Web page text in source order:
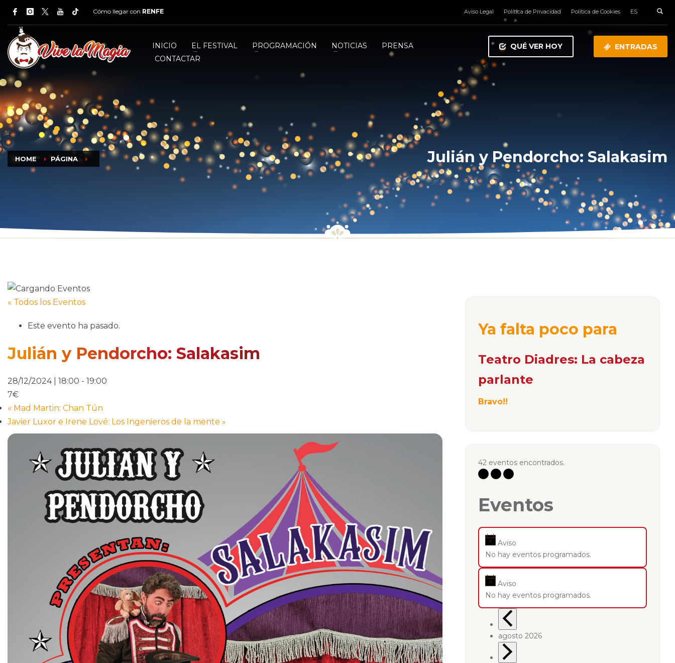
Cómo llegar con RENFE Aviso Legal Política de Privacidad Política de Cookies ES
INICIO EL FESTIVAL PROGRAMACIÓN NOTICIAS
PRENSA
CONTACTAR
QUÉ VER HOY ENTRADAS
HOME PÁGINA Julián y Pendorcho: Salakasim
« Todos los Eventos
Este evento ha pasado.
Julián y Pendorcho: Salakasim
28/12/2024 | 18:00 - 19:00
7€
« Mad Martin: Chan Tún
Javier Luxor e Irene Lové: Los Ingenieros de la mente »
Ya falta poco para
Teatro Diadres: La cabeza
parlante
Bravo!!
42 eventos encontrados.
Eventos
Aviso
No hay eventos programados.
Aviso
No hay eventos programados.
agosto 2026